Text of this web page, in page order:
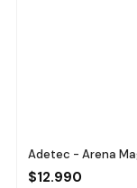
Adetec - Arena
$12.990